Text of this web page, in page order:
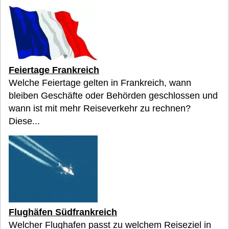
Feiertage Frankreich
Welche Feiertage gelten in Frankreich, wann
bleiben Geschäfte oder Behörden geschlossen und
wann ist mit mehr Reiseverkehr zu rechnen?
Diese...
Flughäfen Südfrankreich
Welcher Flughafen passt zu welchem Reiseziel in